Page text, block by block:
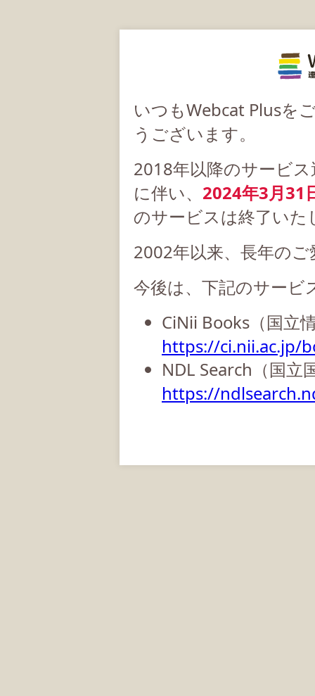
いつもWebcat Plusを
うございます。
2018年以降のサービ
に伴い、 2024年3月31
のサービスは終了いた
2002年以来、長年の
今後は、下記のサービ
CiNii Books（国立
https://ci.nii.ac.jp/
NDL Search（国立
https://